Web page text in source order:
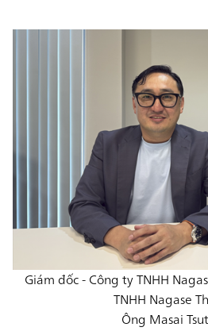
Giám đốc - Công ty TNHH
TNHH Nagase
Ông Masai